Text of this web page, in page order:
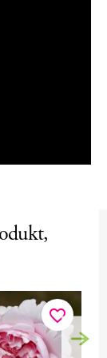
favorite_border